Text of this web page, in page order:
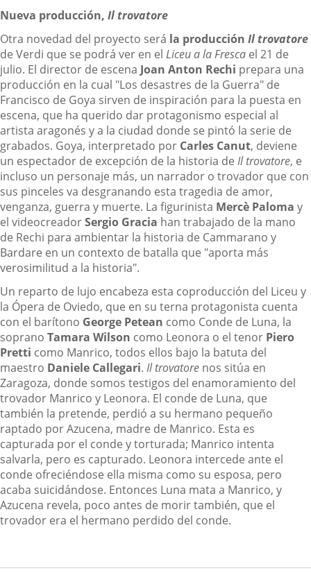
Nueva producción, Il trovatore
Otra novedad del proyecto será la producción Il trovatore
de Verdi que se podrá ver en el Liceu a la Fresca el 21 de
julio. El director de escena Joan Anton Rechi prepara una
producción en la cual "Los desastres de la Guerra" de
Francisco de Goya sirven de inspiración para la puesta en
escena, que ha querido dar protagonismo especial al
artista aragonés y a la ciudad donde se pintó la serie de
grabados. Goya, interpretado por Carles Canut, deviene
un espectador de excepción de la historia de Il trovatore, e
incluso un personaje más, un narrador o trovador que con
sus pinceles va desgranando esta tragedia de amor,
venganza, guerra y muerte. La figurinista Mercè Paloma y
el videocreadorSergio Gracia han trabajado de la mano
de Rechi para ambientar la historia de Cammarano y
Bardare en un contexto de batalla que "aporta más
verosimilitud a la historia".
Un reparto de lujo encabeza esta coproducción del Liceu y
la Ópera de Oviedo, que en su terna protagonista cuenta
con el barítono George Petean como Conde de Luna, la
soprano Tamara Wilson como Leonora o el tenor Piero
Pretti como Manrico, todos ellos bajo la batuta del
maestro Daniele Callegari. Il trovatore nos sitúa en
Zaragoza, donde somos testigos del enamoramiento del
trovador Manrico y Leonora. El conde de Luna, que
también la pretende, perdió a su hermano pequeño
raptado por Azucena, madre de Manrico. Esta es
capturada por el conde y torturada; Manrico intenta
salvarla, pero es capturado. Leonora intercede ante el
conde ofreciéndose ella misma como su esposa, pero
acaba suicidándose. Entonces Luna mata a Manrico, y
Azucena revela, poco antes de morir también, que el
trovador era el hermano perdido del conde.